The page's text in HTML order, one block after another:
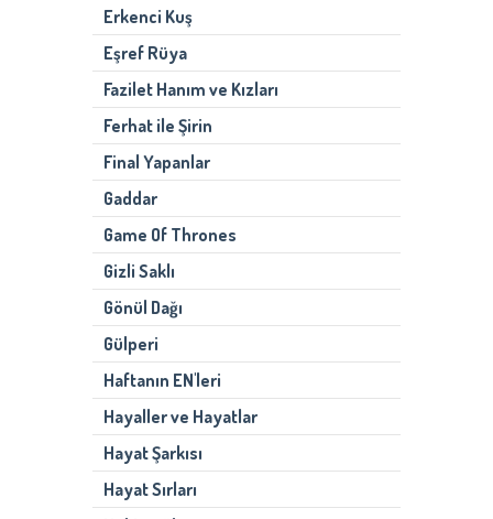
Erkenci Kuş
Eşref Rüya
Fazilet Hanım ve Kızları
Ferhat ile Şirin
Final Yapanlar
Gaddar
Game Of Thrones
Gizli Saklı
Gönül Dağı
Gülperi
Haftanın EN'leri
Hayaller ve Hayatlar
Hayat Şarkısı
Hayat Sırları